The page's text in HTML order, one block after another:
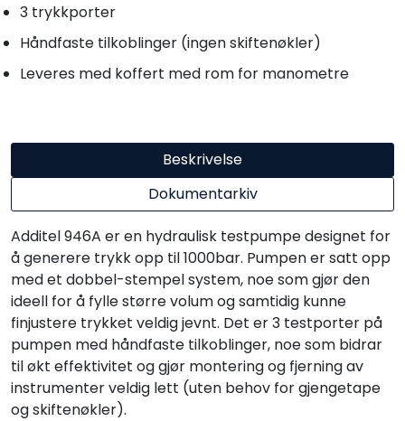
3 trykkporter
Håndfaste tilkoblinger (ingen skiftenøkler)
Leveres med koffert med rom for manometre
Beskrivelse
Dokumentarkiv
Additel 946A er en hydraulisk testpumpe designet for
å generere trykk opp til 1000bar. Pumpen er satt opp
med et dobbel-stempel system, noe som gjør den
ideell for å fylle større volum og samtidig kunne
finjustere trykket veldig jevnt. Det er 3 testporter på
pumpen med håndfaste tilkoblinger, noe som bidrar
til økt effektivitet og gjør montering og fjerning av
instrumenter veldig lett (uten behov for gjengetape
og skiftenøkler).